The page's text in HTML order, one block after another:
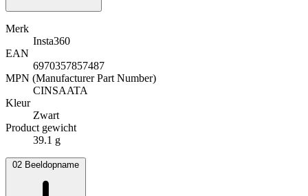
Merk
Insta360
EAN
6970357857487
MPN (Manufacturer Part Number)
CINSAATA
Kleur
Zwart
Product gewicht
39.1 g
02 Beeldopname